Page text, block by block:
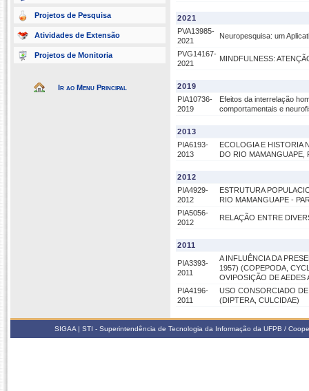
Projetos de Pesquisa
Atividades de Extensão
Projetos de Monitoria
Ir ao Menu Principal
2021
PVA13985-
2021
Neuropesquisa: um
PVG14167-
2021
MINDFULNESS:
2019
PIA10736-
2019
Efeitos da interrelação
comportamentais e
2013
PIA6193-
2013
ECOLOGIA E HISTORIA
DO RIO MAMANGUAPE,
2012
PIA4929-
2012
ESTRUTURA
RIO MAMANGUAPE -
PIA5056-
2012
RELAÇÃO ENTRE
2011
PIA3393-
2011
A INFLUÊNCIA DA
1957) (COPEPODA,
OVIPOSIÇÃO DE AEDES
PIA4196-
2011
USO CONSORCIADO
(DIPTERA, CULCIDAE)
SIGAA | STI - Superintendência de Tecnologia da Informação da UFPB /